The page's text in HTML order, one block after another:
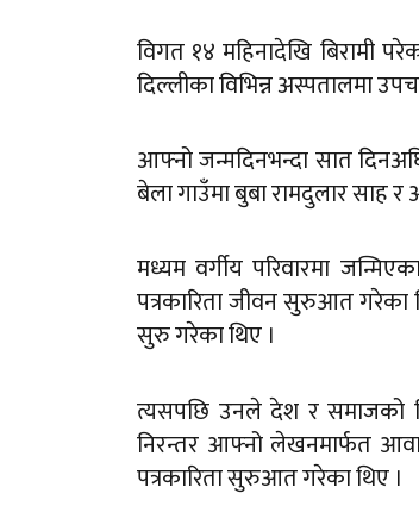
विगत १४ महिनादेखि बिरामी
दिल्लीका विभिन्न अस्पतालमा
आफ्नो जन्मदिनभन्दा सात
बेला गाउँमा बुबा रामदुलार साह
मध्यम वर्गीय परिवारमा
पत्रकारिता जीवन सुरुआत
सुरु गरेका थिए ।
त्यसपछि उनले देश र समाजको
निरन्तर आफ्नो लेखनमार्फत
पत्रकारिता सुरुआत गरेका थिए ।